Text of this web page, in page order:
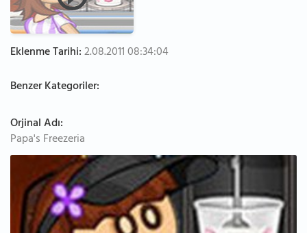
Eklenme Tarihi:2.08.2011 08:34:04
Benzer Kategoriler:
Orjinal Adı:
Papa's Freezeria